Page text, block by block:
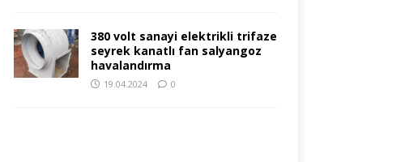
380 volt sanayi elektrikli trifaze
seyrek kanatlı fan salyangoz
havalandırma
19.04.2024 0